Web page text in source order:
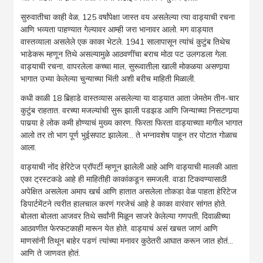
सुरुवातीचा काही वेळ, 125 वर्षांपेक्षा जास्त वय असलेल्या त्या वाड्याची रचना
आणि भव्यता पाहण्यात गेल्यावर आम्ही जरा भानावर आलो. मग वाड्यात
वास्तव्याला असलेले एक काका भेटले. 1941 सालापासून त्यांचं कुटुंब तिथेच
भाडेकरू म्हणून तिथे असल्यामुळे आठवणींचा बराच मोठा पट उलगडला गेला.
वाड्याची रचना, वापरलेला कच्चा माल, सुरूवातीला खाली मोकळया असणार्‍या
भागात उभ्या केलेल्या चुन्याच्या भिंती अशी बरीच माहिती मिळाली.
कधी काळी 18 बिर्‍हाडे वास्तव्यास असलेल्या या वाड्यात आता जेमतेम तीन-चार
कुटुंब राहतात. वरच्या मजल्यांची सुरू झाली पडझड आणि जिन्याच्या निसटणार्‍या
पायर्‍या हे लोक कमी होण्याचं मुख्य कारण. फिरता फिरता वाड्याच्याा मागील भागात
आलो तर तो भाग पूर्ण भुईसपाट झालेला… ते भग्नावशेष पाहून तर पोटात गोळाच
आला.
वाड्याची नोंद हेरिटेज प्रॉपर्टी म्हणून झालेली आहे आणि वाड्याची मालकी आता
एका ट्रस्टकडे आहे ही माहितीही काकांकडून समजली. वाडा टिकवण्यासाठी
अपेक्षित असलेला अमाप खर्च आणि हातात असलेला तोकडा वेळ पाहता हेरिटेज
डिपार्टमेंटने त्वरीत हालचाल करणं गरजेचं आहे हे काका वारंवार सांगत होते.
बोलता बोलता आजवर तिथे सर्वांनी मिळून साजरे केलेल्या गणपती, दिवाळीच्या
आठवणीत फेरफटकाही मारून येत होते. वाड्याचं असं खचत जाणं आणि
माणसांनी तिथून बाहेर पडणं त्यांच्या मनावर कुठेतरी आघात करून जात होतं…
आणि ते जाणवत होतं.